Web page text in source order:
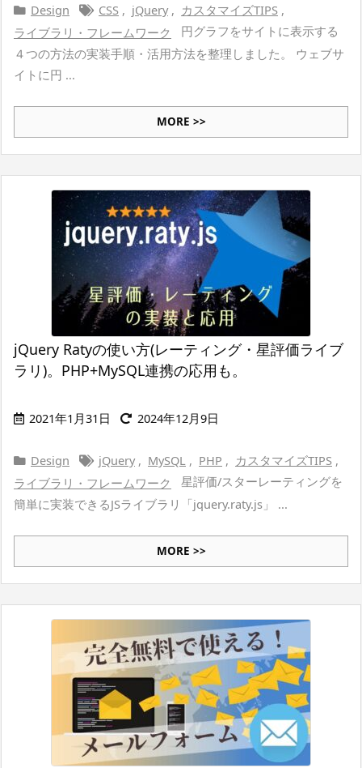
Design CSS , jQuery , カスタマイズTIPS ,
ライブラリ・フレームワーク
円グラフをサイトに表示する
４つの方法の実装手順・活用方法を整理しました。 ウェブサ
イトに円 ...
MORE >>
jQuery Ratyの使い方(レーティング・星評価ライブ
ラリ)。PHP+MySQL連携の応用も。
2021年1月31日 2024年12月9日
Design jQuery , MySQL , PHP , カスタマイズTIPS ,
ライブラリ・フレームワーク
星評価/スターレーティングを
簡単に実装できるJSライブラリ「jquery.raty.js」 ...
MORE >>